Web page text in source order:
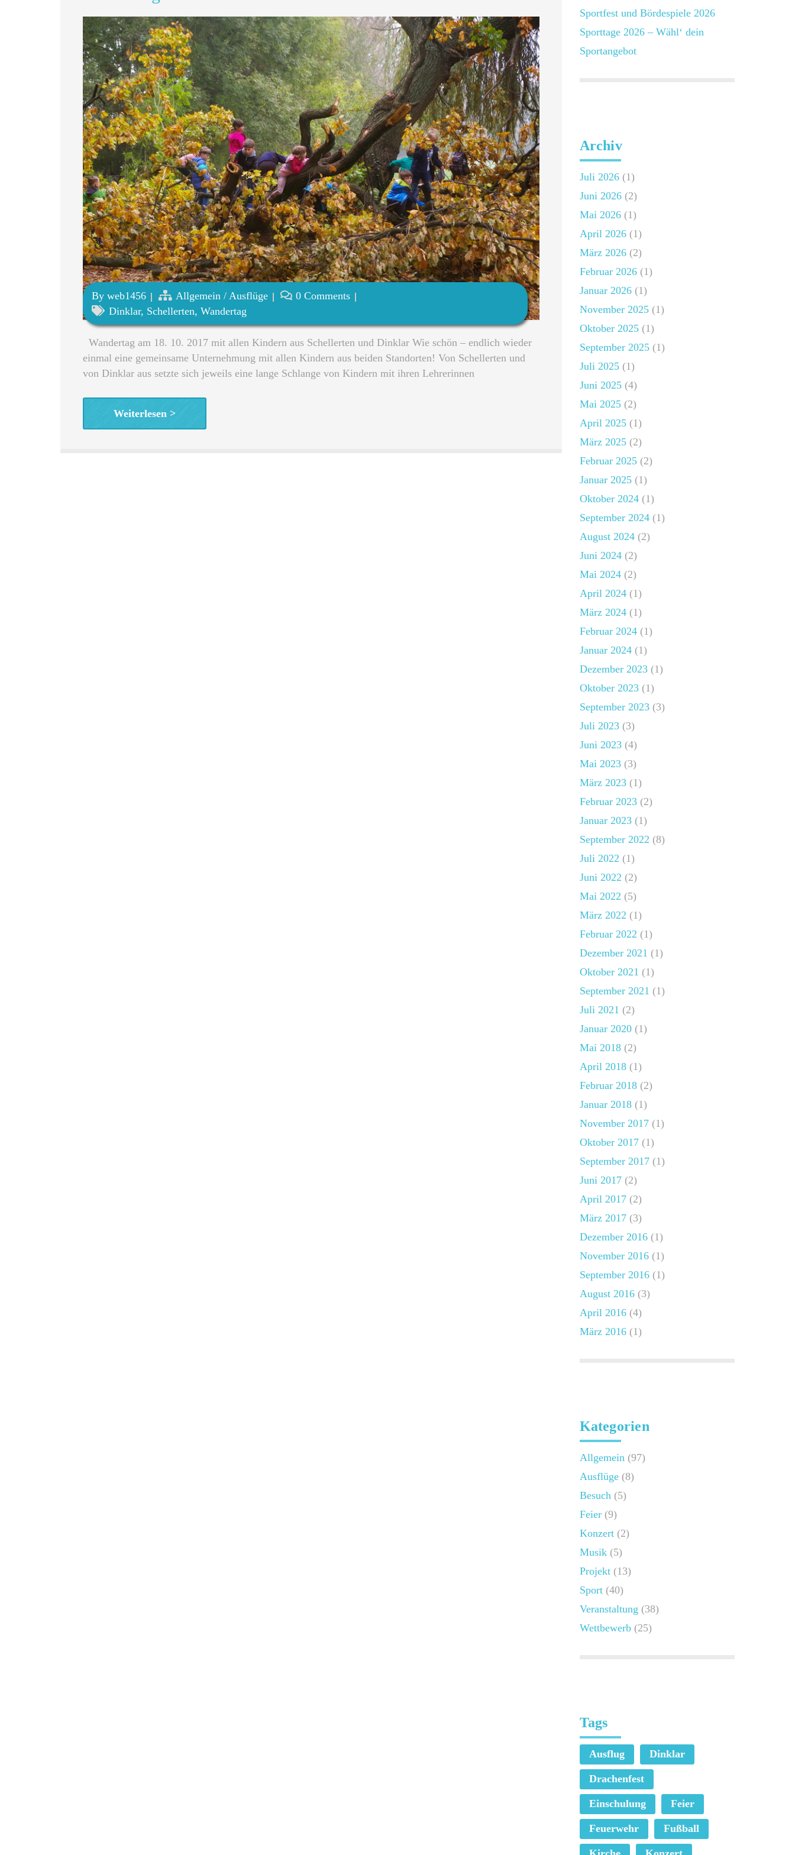
Bördeschule Schellerten -
Dinklar
IServ
Chronik der
Bördeschule
Konzepte
Stundenplan
Schulregeln
By web1456 Allgemein / Ausflüge
0 Comments
Dinklar, Schellerten, Wandertag
Wandertag am 18. 10. 2017 mit allen Kindern aus Schellerten und Dinklar Wie schön – endlich wieder
einmal eine gemeinsame Unternehmung mit allen Kindern aus beiden Standorten! Von Schellerten und
von Dinklar aus setzte sich jeweils eine lange Schlange von Kindern mit ihren Lehrerinnen
Weiterlesen >
Sportfest und Bördespiele 2026
Sporttage 2026 – Wähl‘ dein
Sportangebot
Archiv
Juli 2026(1)
Juni 2026(2)
Mai 2026(1)
April 2026(1)
März 2026(2)
Februar 2026(1)
Januar 2026(1)
November 2025(1)
Oktober 2025(1)
September 2025(1)
Juli 2025(1)
Juni 2025(4)
Mai 2025(2)
April 2025(1)
März 2025(2)
Februar 2025(2)
Januar 2025(1)
Oktober 2024(1)
September 2024(1)
August 2024(2)
Juni 2024(2)
Mai 2024(2)
April 2024(1)
März 2024(1)
Februar 2024(1)
Januar 2024(1)
Dezember 2023(1)
Oktober 2023(1)
September 2023(3)
Juli 2023(3)
Juni 2023(4)
Mai 2023(3)
März 2023(1)
Februar 2023(2)
Januar 2023(1)
September 2022 (8)
Juli 2022 (1)
Juni 2022 (2)
Mai 2022 (5)
März 2022 (1)
Februar 2022 (1)
Dezember 2021 (1)
Oktober 2021 (1)
September 2021 (1)
Juli 2021 (2)
Januar 2020(1)
Mai 2018(2)
April 2018(1)
Februar 2018(2)
Januar 2018(1)
November 2017(1)
Oktober 2017(1)
September 2017(1)
Juni 2017(2)
April 2017(2)
März 2017(3)
Dezember 2016(1)
November 2016(1)
September 2016(1)
August 2016(3)
April 2016(4)
März 2016(1)
Kategorien
Allgemein(97)
Ausflüge(8)
Besuch(5)
Feier(9)
Konzert(2)
Musik(5)
Projekt(13)
Sport(40)
Veranstaltung (38)
Wettbewerb(25)
Tags
Ausflug Dinklar
Drachenfest
Einschulung Feier
Feuerwehr Fußball